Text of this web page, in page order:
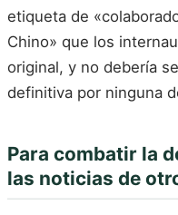
etiqueta de
Chino» que los
original, y no debería
definitiva por ninguna
Para combatir la
las noticias de